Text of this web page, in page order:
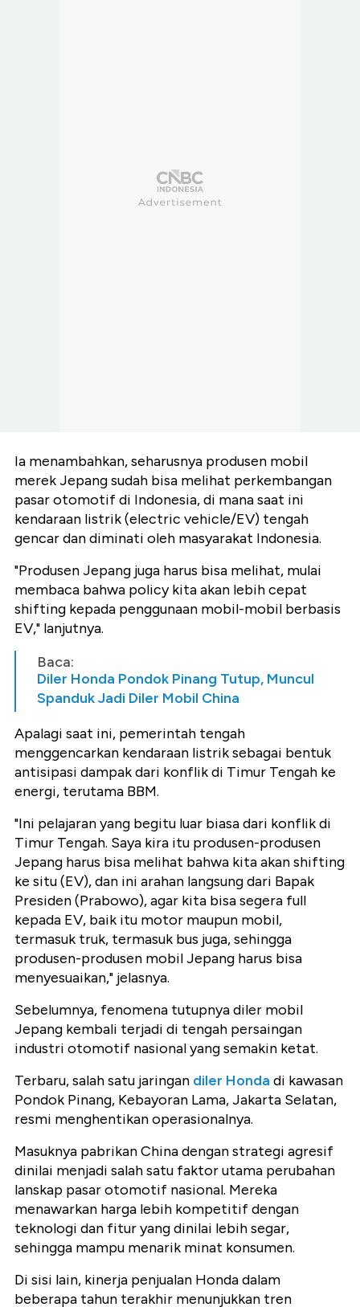
Ia menambahkan, seharusnya produsen mobil
merek Jepang sudah bisa melihat perkembangan
pasar otomotif di Indonesia, di mana saat ini
kendaraan listrik (electric vehicle/EV) tengah
gencar dan diminati oleh masyarakat Indonesia.
"Produsen Jepang juga harus bisa melihat, mulai
membaca bahwa policy kita akan lebih cepat
shifting kepada penggunaan mobil-mobil berbasis
EV," lanjutnya.
Baca:
Diler Honda Pondok Pinang Tutup, Muncul
Spanduk Jadi Diler Mobil China
Apalagi saat ini, pemerintah tengah
menggencarkan kendaraan listrik sebagai bentuk
antisipasi dampak dari konflik di Timur Tengah ke
energi, terutama BBM.
"Ini pelajaran yang begitu luar biasa dari konflik di
Timur Tengah. Saya kira itu produsen-produsen
Jepang harus bisa melihat bahwa kita akan shifting
ke situ (EV), dan ini arahan langsung dari Bapak
Presiden (Prabowo), agar kita bisa segera full
kepada EV, baik itu motor maupun mobil,
termasuk truk, termasuk bus juga, sehingga
produsen-produsen mobil Jepang harus bisa
menyesuaikan," jelasnya.
Sebelumnya, fenomena tutupnya diler mobil
Jepang kembali terjadi di tengah persaingan
industri otomotif nasional yang semakin ketat.
Terbaru, salah satu jaringan diler Honda di kawasan
Pondok Pinang, Kebayoran Lama, Jakarta Selatan,
resmi menghentikan operasionalnya.
Masuknya pabrikan China dengan strategi agresif
dinilai menjadi salah satu faktor utama perubahan
lanskap pasar otomotif nasional. Mereka
menawarkan harga lebih kompetitif dengan
teknologi dan fitur yang dinilai lebih segar,
sehingga mampu menarik minat konsumen.
Di sisi lain, kinerja penjualan Honda dalam
beberapa tahun terakhir menunjukkan tren